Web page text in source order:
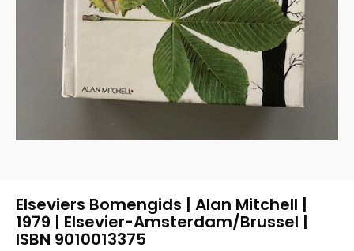
Elseviers Bomengids | Alan Mitchell |
1979 | Elsevier-Amsterdam/Brussel |
ISBN 9010013375